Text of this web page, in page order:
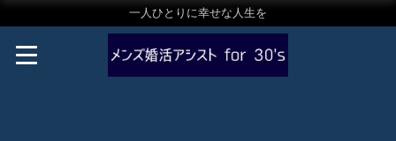
一人ひとりに幸せな人生を